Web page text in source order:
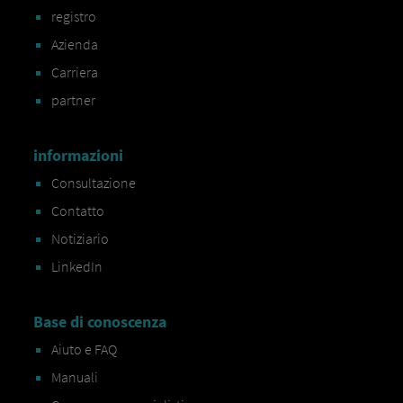
registro
Azienda
Carriera
partner
informazioni
Consultazione
Contatto
Notiziario
LinkedIn
Base di conoscenza
Aiuto e FAQ
Manuali